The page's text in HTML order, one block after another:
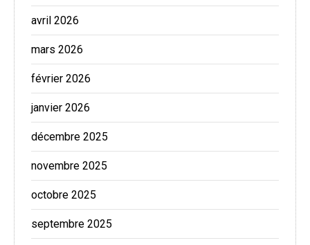
avril 2026
mars 2026
février 2026
janvier 2026
décembre 2025
novembre 2025
octobre 2025
septembre 2025